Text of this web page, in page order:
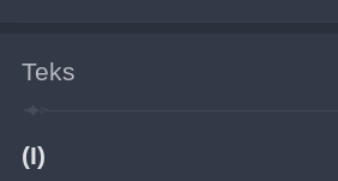
Teks
(I)